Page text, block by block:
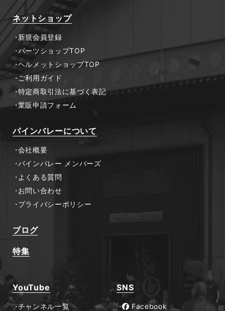
ネットショップ
新規会員登録
パーツショップTOP
ヘルメットショップTOP
ご利用ガイド
特定商取引法に基づく表記
業販申請フォーム
パインバレーについて
会社概要
パインバレー メンバーズ
よくある質問
お問い合わせ
プライバシーポリシー
ブログ
特集
YouTube
チャンネル一覧
SNS
Facebook